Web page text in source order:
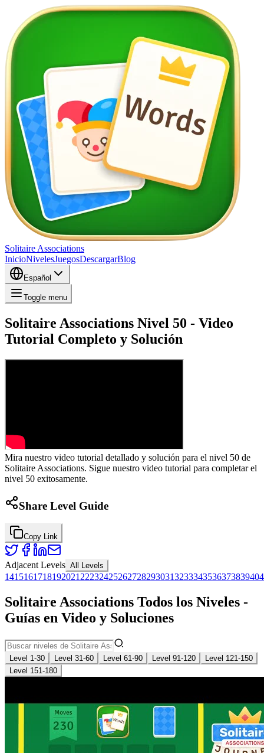
Solitaire Associations
InicioNivelesJuegosDescargarBlog
Español
Toggle menu
Solitaire Associations Nivel 50 - Video
Tutorial Completo y Solución
Mira nuestro video tutorial detallado y solución para el nivel 50 de
Solitaire Associations. Sigue nuestro video tutorial para completar el
nivel 50 exitosamente.
Share Level Guide
Copy Link
Adjacent Levels All Levels
1415161718192021 22232425262728293031323334353637383940
Solitaire Associations Todos los Niveles -
Guías en Video y Soluciones
Level 1-30 Level 31-60 Level 61-90 Level 91-120
Level 121-150
Level 151-180